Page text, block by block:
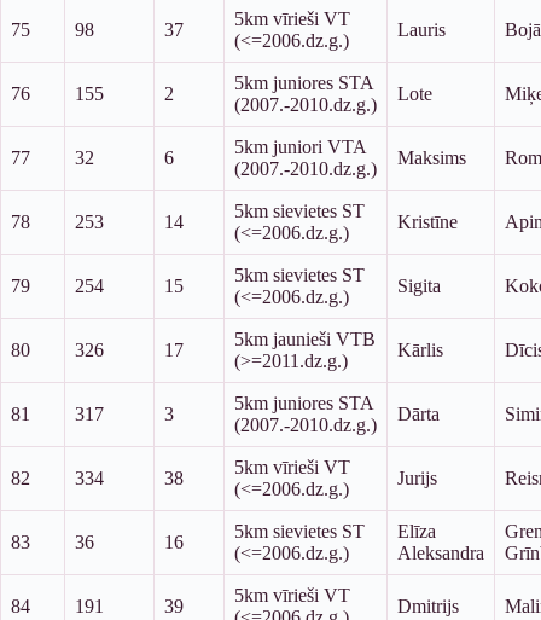
75 98 37
5km vīrieši VT
(<=2006.dz.g.)
Lauris
76 155 2
5km juniores STA
(2007.-2010.dz.g.)
Lote
77 32 6
5km juniori VTA
(2007.-2010.dz.g.)
Maksims
78 253 14
5km sievietes ST
(<=2006.dz.g.)
Kristīne
79 254 15
5km sievietes ST
(<=2006.dz.g.)
Sigita
80 326 17
5km jaunieši VTB
(>=2011.dz.g.)
Kārlis
81 317 3
5km juniores STA
(2007.-2010.dz.g.)
Dārta
82 334 38
5km vīrieši VT
(<=2006.dz.g.)
Jurijs
83 36 16
5km sievietes ST
(<=2006.dz.g.)
Elīza
Aleksandra
84 191 39
5km vīrieši VT
Dmitrijs